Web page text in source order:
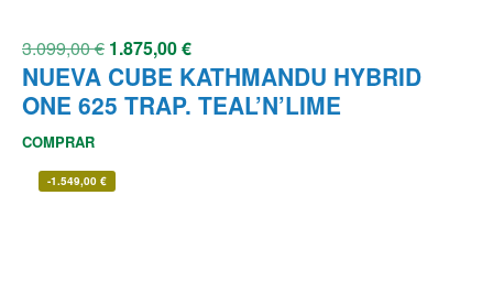
3.099,00€ 1.875,00€
NUEVA CUBE KATHMANDU HYBRID
ONE 625 TRAP. TEAL’N’LIME
COMPRAR
-1.549,00 €